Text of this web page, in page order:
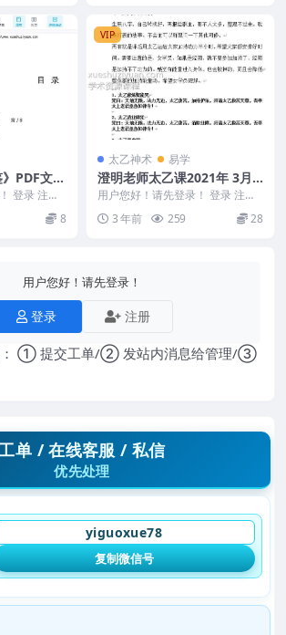
PDF文档
登录 注册
文档335
8
VIP
太乙神术 易学
澄明老师太乙课2021年 3月
（第七期）录音+讲义澄明太
乙救苦天尊法门
用户您好！请先登录！ 登录 注册
澄明老师 2021年3月第七期太乙课
录音 澄明...
3 年前 259 28
用户您好！请先登录！
登录 注册
： ① 提交工单/② 发站内消息给管理/③
单 / 在线客服 / 私信
优先处理
yiguoxue78
复制微信号